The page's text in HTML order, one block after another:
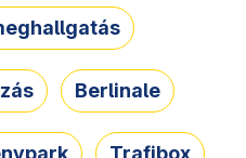
Berlinale
Trafibox